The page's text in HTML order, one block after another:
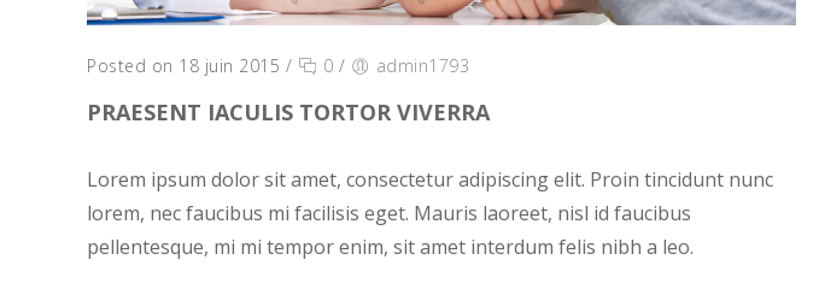
Posted on 18 juin 2015 / 0 / admin1793
PRAESENT IACULIS TORTOR VIVERRA
Lorem ipsum dolor sit amet, consectetur adipiscing elit. Proin tincidunt nunc
lorem, nec faucibus mi facilisis eget. Mauris laoreet, nisl id faucibus
pellentesque, mi mi tempor enim, sit amet interdum felis nibh a leo.